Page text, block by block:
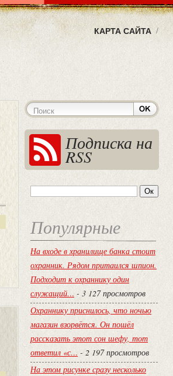
КАРТА САЙТА
Подписка на
RSS
Популярные
На входе в хранилище банка стоит
охранник. Рядом притаился шпион.
Подходит к охраннику один
служащий… - 3 127 просмотров
Охраннику приснилось, что ночью
магазин взорвётся. Он пошёл
рассказать этот сон шефу, тот
ответил «с… - 2 197 просмотров
На этом рисунке сразу несколько